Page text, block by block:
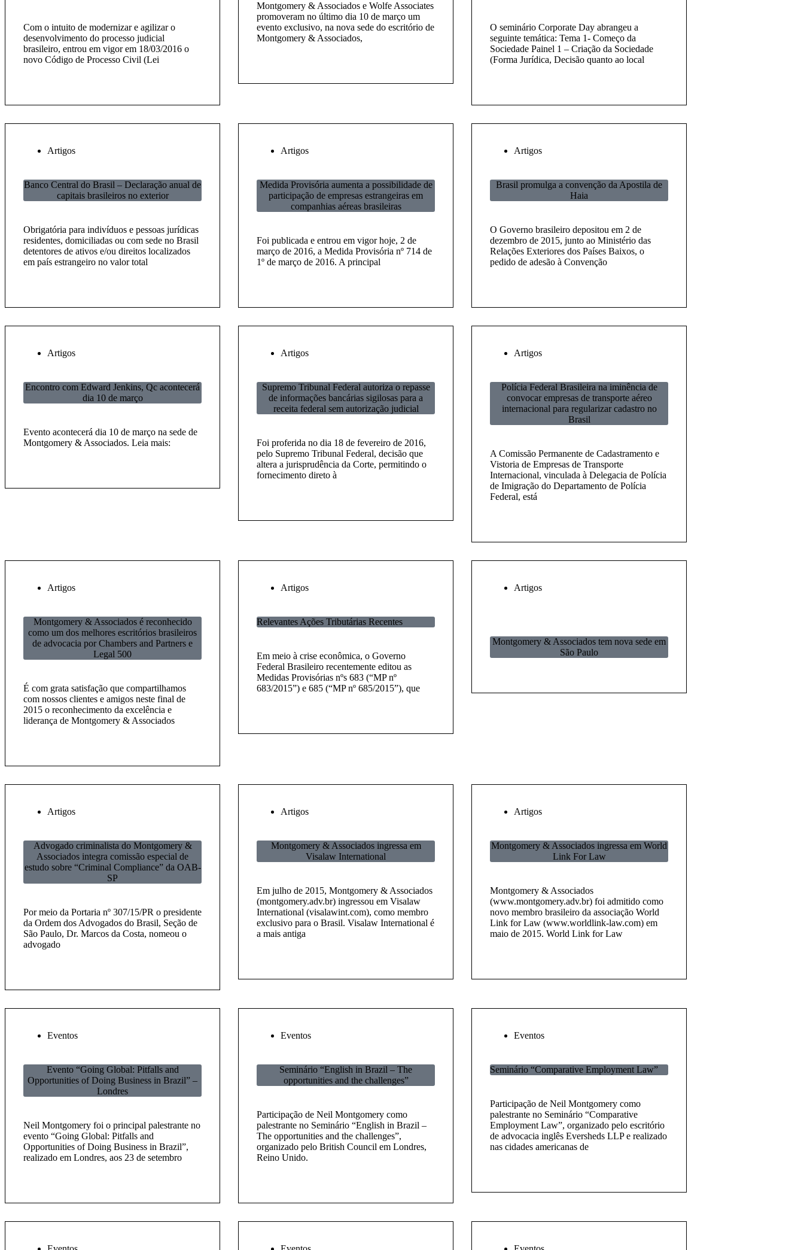
Com o intuito de modernizar e agilizar o
desenvolvimento do processo judicial
brasileiro, entrou em vigor em 18/03/2016 o
novo Código de Processo Civil (Lei
Montgomery & Associados e Wolfe Associates
promoveram no último dia 10 de março um
evento exclusivo, na nova sede do escritório de
Montgomery & Associados,
O seminário Corporate Day abrangeu a
seguinte temática: Tema 1- Começo da
Sociedade Painel 1 – Criação da Sociedade
(Forma Jurídica, Decisão quanto ao local
Artigos
Banco Central do Brasil – Declaração anual de
capitais brasileiros no exterior
Obrigatória para indivíduos e pessoas jurídicas
residentes, domiciliadas ou com sede no Brasil
detentores de ativos e/ou direitos localizados
em país estrangeiro no valor total
Artigos
Medida Provisória aumenta a possibilidade de
participação de empresas estrangeiras em
companhias aéreas brasileiras
Foi publicada e entrou em vigor hoje, 2 de
março de 2016, a Medida Provisória nº 714 de
1º de março de 2016. A principal
Artigos
Brasil promulga a convenção da Apostila de
Haia
O Governo brasileiro depositou em 2 de
dezembro de 2015, junto ao Ministério das
Relações Exteriores dos Países Baixos, o
pedido de adesão à Convenção
Artigos
Encontro com Edward Jenkins, Qc acontecerá
dia 10 de março
Evento acontecerá dia 10 de março na sede de
Montgomery & Associados. Leia mais:
Artigos
Supremo Tribunal Federal autoriza o repasse
de informações bancárias sigilosas para a
receita federal sem autorização judicial
Foi proferida no dia 18 de fevereiro de 2016,
pelo Supremo Tribunal Federal, decisão que
altera a jurisprudência da Corte, permitindo o
fornecimento direto à
Artigos
Polícia Federal Brasileira na iminência de
convocar empresas de transporte aéreo
internacional para regularizar cadastro no
Brasil
A Comissão Permanente de Cadastramento e
Vistoria de Empresas de Transporte
Internacional, vinculada à Delegacia de Polícia
de Imigração do Departamento de Polícia
Federal, está
Artigos
Montgomery & Associados é reconhecido
como um dos melhores escritórios brasileiros
de advocacia por Chambers and Partners e
Legal 500
É com grata satisfação que compartilhamos
com nossos clientes e amigos neste final de
2015 o reconhecimento da excelência e
liderança de Montgomery & Associados
Artigos
Relevantes Ações Tributárias Recentes
Em meio à crise econômica, o Governo
Federal Brasileiro recentemente editou as
Medidas Provisórias nºs 683 (“MP nº
683/2015”) e 685 (“MP nº 685/2015”), que
Artigos
Montgomery & Associados tem nova sede em
São Paulo
Artigos
Advogado criminalista do Montgomery &
Associados integra comissão especial de
estudo sobre “Criminal Compliance” da OAB-
SP
Por meio da Portaria nº 307/15/PR o presidente
da Ordem dos Advogados do Brasil, Seção de
São Paulo, Dr. Marcos da Costa, nomeou o
advogado
Artigos
Montgomery & Associados ingressa em
Visalaw International
Em julho de 2015, Montgomery & Associados
(montgomery.adv.br) ingressou em Visalaw
International (visalawint.com), como membro
exclusivo para o Brasil. Visalaw International é
a mais antiga
Artigos
Montgomery & Associados ingressa em World
Link For Law
Montgomery & Associados
(www.montgomery.adv.br) foi admitido como
novo membro brasileiro da associação World
Link for Law (www.worldlink-law.com) em
maio de 2015. World Link for Law
Eventos
Evento “Going Global: Pitfalls and
Opportunities of Doing Business in Brazil” –
Londres
Neil Montgomery foi o principal palestrante no
evento “Going Global: Pitfalls and
Opportunities of Doing Business in Brazil”,
realizado em Londres, aos 23 de setembro
Eventos
Seminário “English in Brazil – The
opportunities and the challenges”
Participação de Neil Montgomery como
palestrante no Seminário “English in Brazil –
The opportunities and the challenges”,
organizado pelo British Council em Londres,
Reino Unido.
Eventos
Seminário “Comparative Employment Law”
Participação de Neil Montgomery como
palestrante no Seminário “Comparative
Employment Law”, organizado pelo escritório
de advocacia inglês Eversheds LLP e realizado
nas cidades americanas de